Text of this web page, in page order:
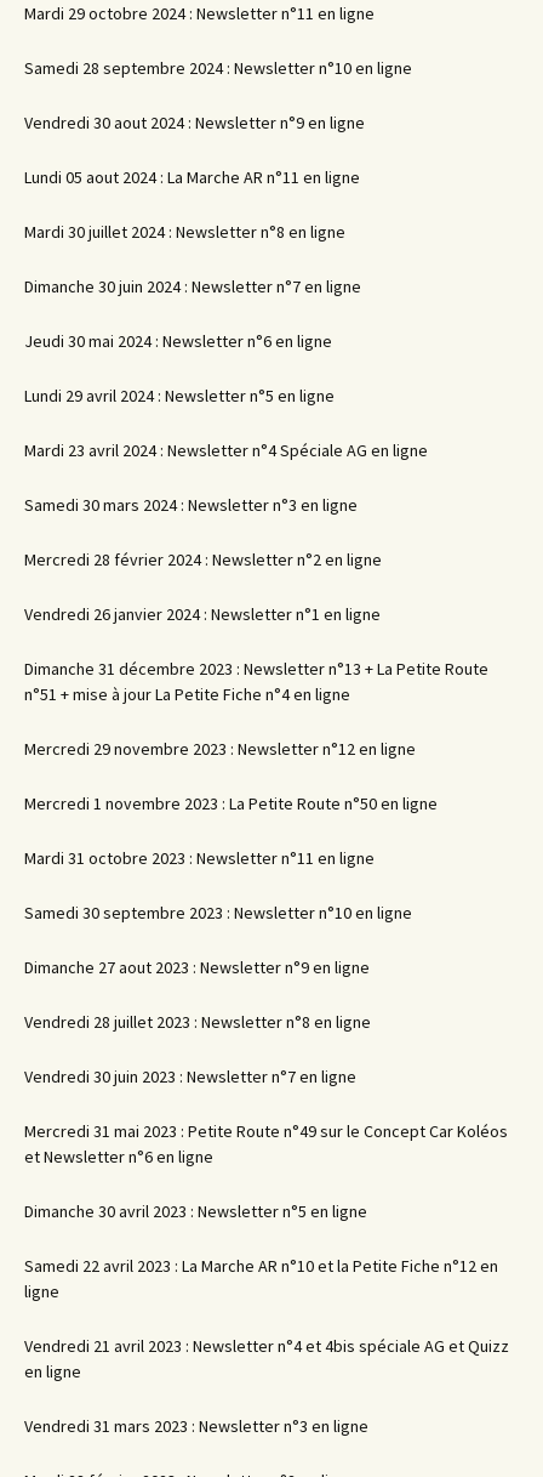
Mardi 29 octobre 2024 : Newsletter n°11 en ligne
Samedi 28 septembre 2024 : Newsletter n°10 en ligne
Vendredi 30 aout 2024 : Newsletter n°9 en ligne
Lundi 05 aout 2024 : La Marche AR n°11 en ligne
Mardi 30 juillet 2024 : Newsletter n°8 en ligne
Dimanche 30 juin 2024 : Newsletter n°7 en ligne
Jeudi 30 mai 2024 : Newsletter n°6 en ligne
Lundi 29 avril 2024 : Newsletter n°5 en ligne
Mardi 23 avril 2024 : Newsletter n°4 Spéciale AG en ligne
Samedi 30 mars 2024 : Newsletter n°3 en ligne
Mercredi 28 février 2024 : Newsletter n°2 en ligne
Vendredi 26 janvier 2024 : Newsletter n°1 en ligne
Dimanche 31 décembre 2023 : Newsletter n°13 + La Petite Route
n°51 + mise à jour La Petite Fiche n°4 en ligne
Mercredi 29 novembre 2023 : Newsletter n°12 en ligne
Mercredi 1 novembre 2023 : La Petite Route n°50 en ligne
Mardi 31 octobre 2023 : Newsletter n°11 en ligne
Samedi 30 septembre 2023 : Newsletter n°10 en ligne
Dimanche 27 aout 2023 : Newsletter n°9 en ligne
Vendredi 28 juillet 2023 : Newsletter n°8 en ligne
Vendredi 30 juin 2023 : Newsletter n°7 en ligne
Mercredi 31 mai 2023 : Petite Route n°49 sur le Concept Car Koléos
et Newsletter n°6 en ligne
Dimanche 30 avril 2023 : Newsletter n°5 en ligne
Samedi 22 avril 2023 : La Marche AR n°10 et la Petite Fiche n°12 en
ligne
Vendredi 21 avril 2023 : Newsletter n°4 et 4bis spéciale AG et Quizz
en ligne
Vendredi 31 mars 2023 : Newsletter n°3 en ligne